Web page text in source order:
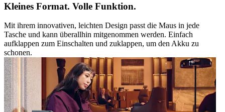
Kleines Format. Volle Funktion.
Mit ihrem innovativen, leichten Design passt die Maus in jede
Tasche und kann überallhin mitgenommen werden. Einfach
aufklappen zum Einschalten und zuklappen, um den Akku zu
schonen.